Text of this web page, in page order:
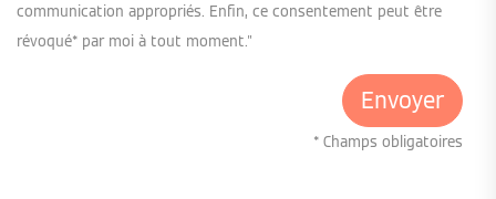
communication appropriés. Enfin, ce consentement peut être
révoqué* par moi à tout moment."
* Champs obligatoires